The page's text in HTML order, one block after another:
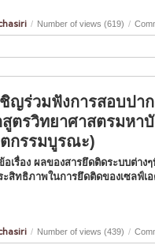
/ Number of views (619) /
ญร่วมฟังการสอบป
สูตรวิทยาศาสตรมห
กรรมบูรณะ)
อเรื่อง ผลของสารยึดติดระบบต่า
ะสิทธิภาพในการยึดติดของเซลฟ์เ
/ Number of views (439) /